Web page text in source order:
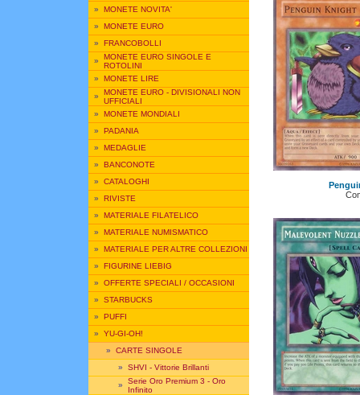
» MONETE NOVITA'
» MONETE EURO
» FRANCOBOLLI
» MONETE EURO SINGOLE E
ROTOLINI
» MONETE LIRE
» MONETE EURO - DIVISIONALI NON
UFFICIALI
» MONETE MONDIALI
» PADANIA
» MEDAGLIE
» BANCONOTE
» CATALOGHI
» RIVISTE
» MATERIALE FILATELICO
» MATERIALE NUMISMATICO
» MATERIALE PER ALTRE COLLEZIONI
» FIGURINE LIEBIG
» OFFERTE SPECIALI / OCCASIONI
» STARBUCKS
» PUFFI
» YU-GI-OH!
» CARTE SINGOLE
» SHVI - Vittorie Brillanti
» Serie Oro Premium 3 - Oro
Infinito